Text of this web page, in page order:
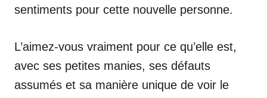
sentiments pour cette nouvelle personne.
L’aimez-vous vraiment pour ce qu’elle est,
avec ses petites manies, ses défauts
assumés et sa manière unique de voir le